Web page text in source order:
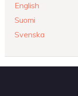
English
Suomi
Svenska